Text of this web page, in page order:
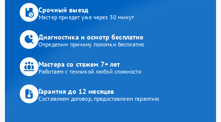
Срочный выезд
Мастер приедет уже через 30 минут
Диагностика и осмотр бесплатно
Определим причину поломки бесплатно
Мастера со стажем 7+ лет
Работаем с техникой любой сложности
Гарантия до 12 месяцев
Составляем договор, предоставляем гарантию